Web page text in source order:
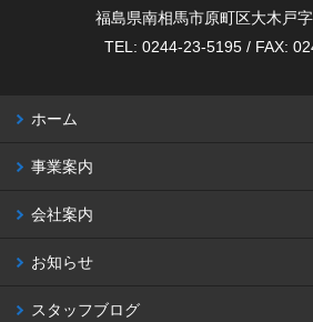
福島県南相馬市原町区大木戸
TEL: 0244-23-5195 / FAX:
ホーム
事業案内
会社案内
お知らせ
スタッフブログ